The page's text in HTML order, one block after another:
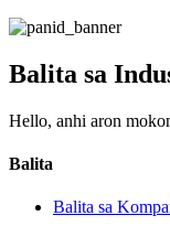
Balita sa
Hello, anhi aron
Balita
Balita sa